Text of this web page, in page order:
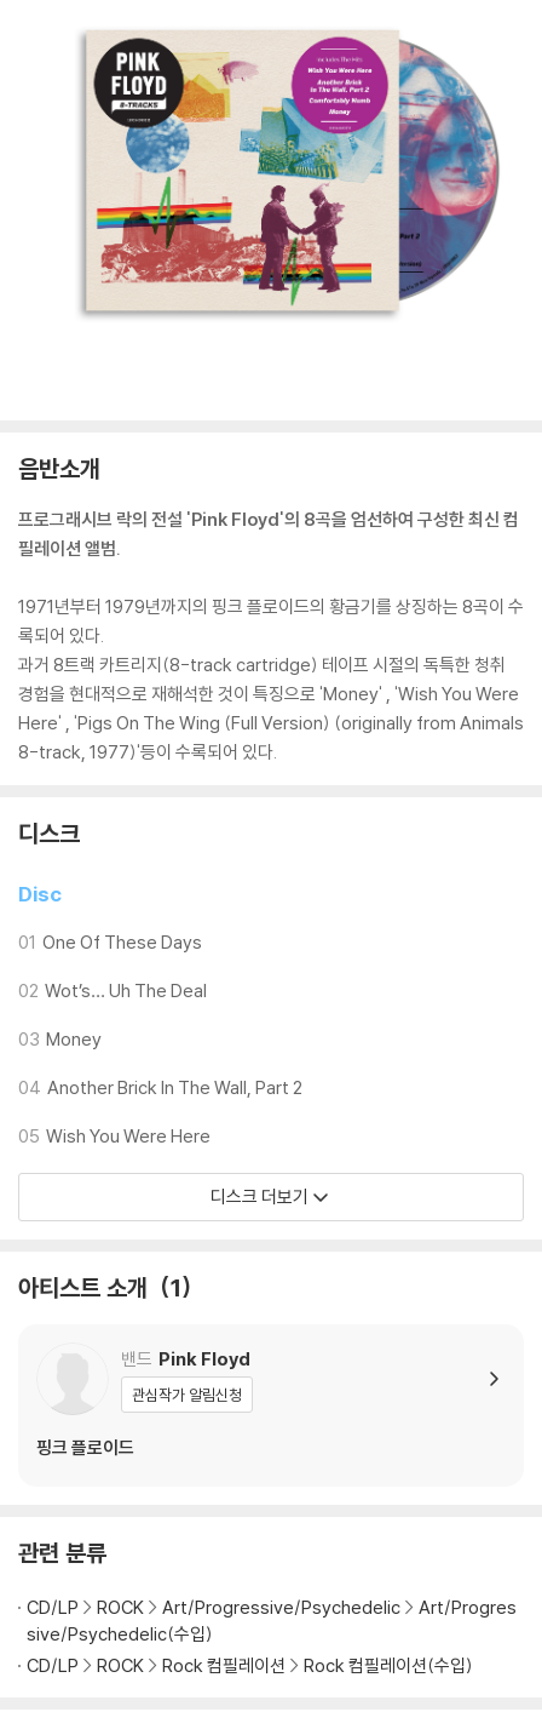
음반소개
프로그래시브 락의 전설 'Pink Floyd'의 8곡을 엄선하여 구성한 최신 컴
필레이션 앨범.
1971년부터 1979년까지의 핑크 플로이드의 황금기를 상징하는 8곡이 수
록되어 있다.
과거 8트랙 카트리지(8-track cartridge) 테이프 시절의 독특한 청취
경험을 현대적으로 재해석한 것이 특징으로 'Money' , 'Wish You Were
Here' , 'Pigs On The Wing (Full Version) (originally from Animals
8-track, 1977)'등이 수록되어 있다.
디스크
Disc
01 One Of These Days
02 Wot’s… Uh The Deal
03 Money
04 Another Brick In The Wall, Part 2
05 Wish You Were Here
디스크 더보기
아티스트 소개 1
밴드 Pink Floyd
관심작가 알림신청
핑크 플로이드
관련 분류
CD/LP ROCK Art/Progressive/Psychedelic
Art/Progres
sive/Psychedelic(수입)
CD/LP
ROCK Rock 컴필레이션 Rock 컴필레이션(수입)